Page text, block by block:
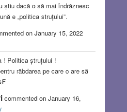
știu dacă o să mai îndrăznesc
e „politica struțului”.
on January 15, 2022
! Politica ștruțului !
răbdarea pe care o are să
commented on January 16,